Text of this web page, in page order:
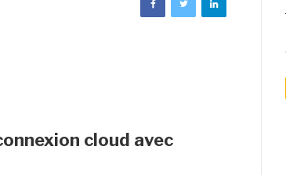
cloud avec